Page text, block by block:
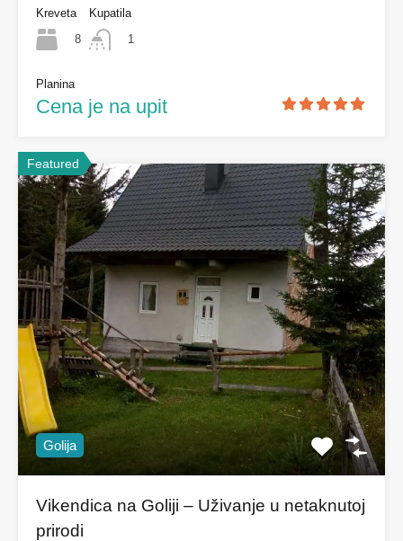
Kreveta
8
Kupatila
1
Planina
Cena je na upit
Featured
Golija
Vikendica na Goliji – Uživanje u netaknutoj
prirodi